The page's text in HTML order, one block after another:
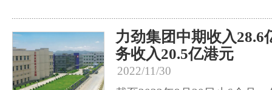
力劲集团中期收入28.6
务收入20.5亿港元
2022/11/30